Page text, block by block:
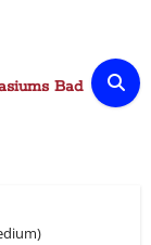
Bad